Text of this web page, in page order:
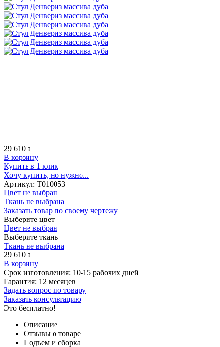
29 610 a
В корзину
Купить в 1 клик
Хочу купить, но нужно...
Артикул: Т010053
Цвет не выбран
Ткань не выбрана
Заказать товар по своему чертежу
Выберите цвет
Цвет не выбран
Выберите ткань
Ткань не выбрана
29 610 a
В корзину
Срок изготовления: 10-15 рабочих дней
Гарантия: 12 месяцев
Задать вопрос по товару
Заказать консультацию
Это бесплатно!
Описание
Отзывы о товаре
Подъем и сборка